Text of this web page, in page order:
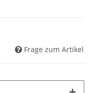
Frage zum Artikel